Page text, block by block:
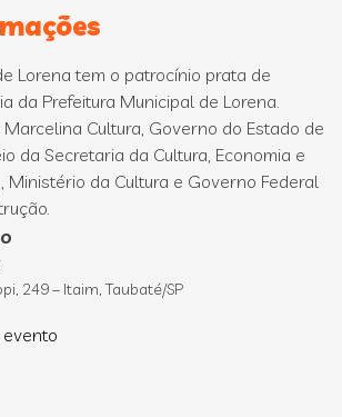
Lorena tem o patrocínio prata de
da Prefeitura Municipal de Lorena.
Marcelina Cultura, Governo do Estado de
da Secretaria da Cultura, Economia e
Ministério da Cultura e Governo Federal
249 – Itaim, Taubaté/SP